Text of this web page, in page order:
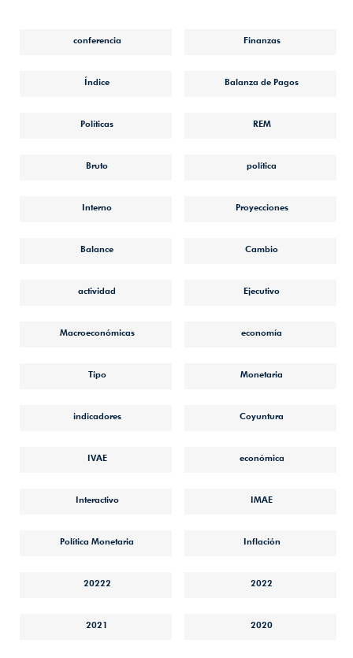
conferencia Finanzas
Índice Balanza de Pagos
Políticas REM
Bruto política
Interno Proyecciones
Balance Cambio
actividad Ejecutivo
Macroeconómicas economía
Tipo Monetaria
indicadores Coyuntura
IVAE económica
Interactivo IMAE
Política Monetaria Inflación
20222 2022
2021 2020